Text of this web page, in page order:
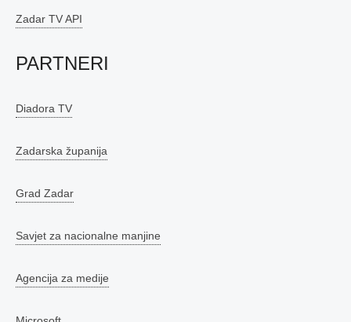
Zadar TV API
PARTNERI
Diadora TV
Zadarska županija
Grad Zadar
Savjet za nacionalne manjine
Agencija za medije